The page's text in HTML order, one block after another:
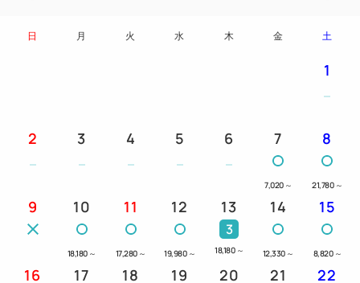
日 月 火 水 木 金 土
1
2 3 4 5 6 7
7,020 ～
8
21,780 ～
9 10
18,180 ～
11
17,280 ～
12
19,980 ～
13
3
18,180 ～
14
12,330 ～
15
8,820 ～
16 17 18 19 20 21 22